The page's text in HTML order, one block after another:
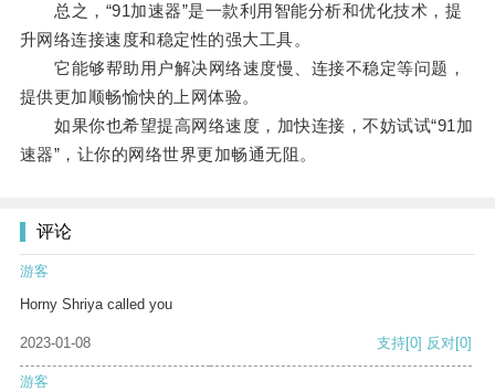
总之，“91加速器”是一款利用智能分析和优化技术，提
升网络连接速度和稳定性的强大工具。
它能够帮助用户解决网络速度慢、连接不稳定等问题，
提供更加顺畅愉快的上网体验。
如果你也希望提高网络速度，加快连接，不妨试试“91加
速器”，让你的网络世界更加畅通无阻。
评论
游客
Horny Shriya called you
2023-01-08 支持[0] 反对[0]
游客